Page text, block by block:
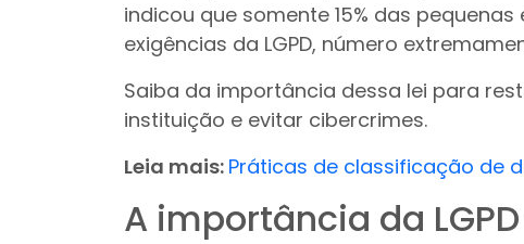
indicou que somente 15% das
exigências da LGPD, número
Saiba da importância dessa lei para
instituição e evitar cibercrimes.
Leia mais: Práticas de classificação de
A importância da